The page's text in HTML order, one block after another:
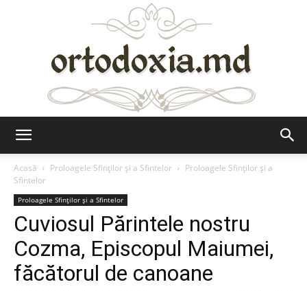
Acasă
Proloagele Sfinților și a Sfintelor
Proloagele Sfinților și a
Sfintelor
Proloagele Sfinților și a Sfintelor
Cuviosul Părintele nostru
Cozma, Episcopul Maiumei,
făcătorul de canoane